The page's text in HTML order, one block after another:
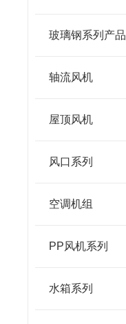
玻璃钢系列产品
轴流风机
屋顶风机
风口系列
空调机组
PP风机系列
水箱系列